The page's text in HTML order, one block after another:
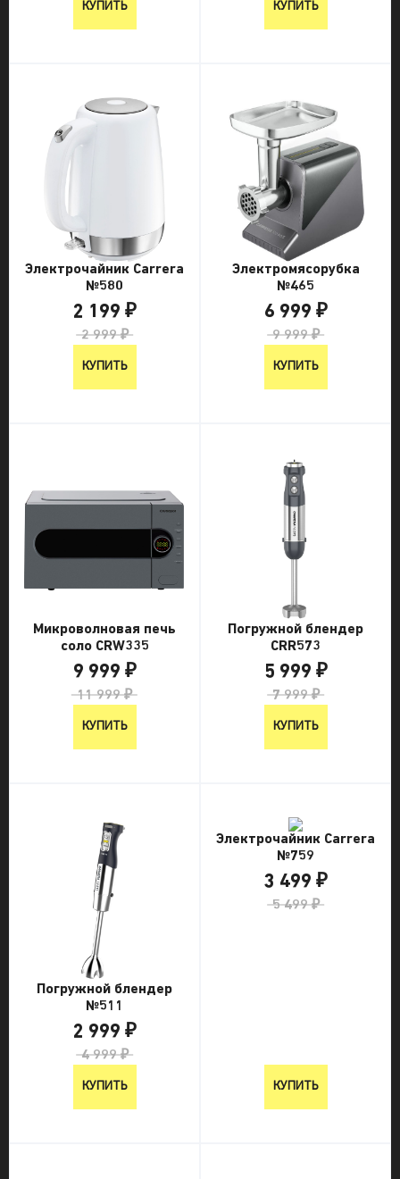
КУПИТЬ КУПИТЬ
Электрочайник Carrera
№580
2 199 ₽
2 999 ₽
КУПИТЬ
Электромясорубка
№465
6 999 ₽
9 999 ₽
КУПИТЬ
Микроволновая печь
соло CRW335
9 999 ₽
11 999 ₽
КУПИТЬ
Погружной блендер
CRR573
5 999 ₽
7 999 ₽
КУПИТЬ
Погружной блендер
№511
2 999 ₽
4 999 ₽
КУПИТЬ
Электрочайник Carrera
№759
3 499 ₽
5 499 ₽
КУПИТЬ